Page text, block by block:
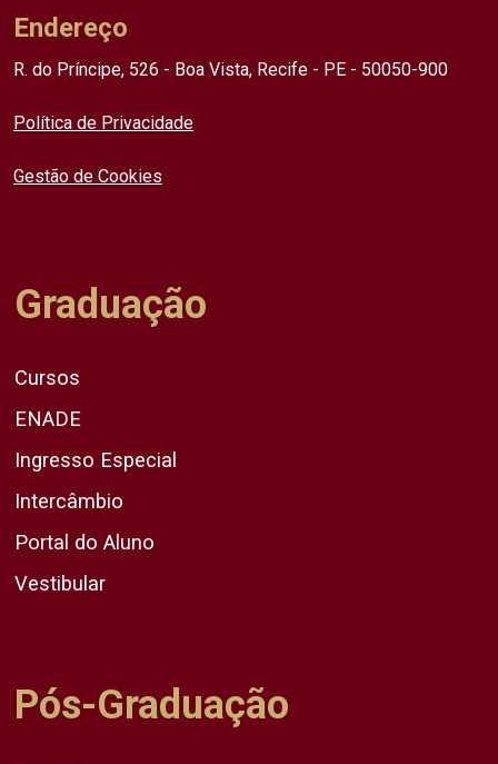
Endereço
R. do Príncipe, 526 - Boa Vista, Recife - PE - 50050-900
Política de Privacidade
Gestão de Cookies
Graduação
Cursos
ENADE
Ingresso Especial
Intercâmbio
Portal do Aluno
Vestibular
Pós-Graduação